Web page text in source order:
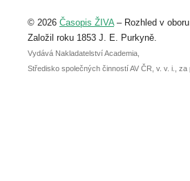
abstraktu přihlášené přednášky nebo
posteru je už 30. června.
© 2026 Časopis ŽIVA– Rozhled v
Založil roku 1853 J. E. Purkyně.
Vydává Nakladatelství Academia,
Středisko společných činností AV ČR, v. v. i., za